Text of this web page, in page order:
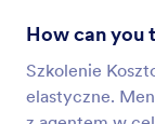
How can you
Szkolenie
elastyczne.